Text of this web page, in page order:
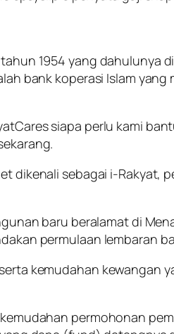
1954 yang dahulunya
bank koperasi Islam
siapa perlu kami
dikenali sebagai i-Rakyat,
baru beralamat di
permulaan lembaran
kemudahan kewangan
permohonan